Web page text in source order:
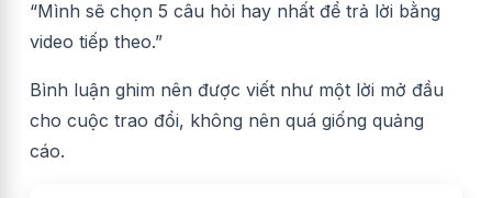
“Mình sẽ chọn 5 câu hỏi hay nhất để trả lời bằng
video tiếp theo.”
Bình luận ghim nên được viết như một lời mở đầu
cho cuộc trao đổi, không nên quá giống quảng
cáo.